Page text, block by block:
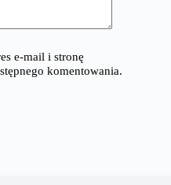
e-mail i stronę
komentowania.